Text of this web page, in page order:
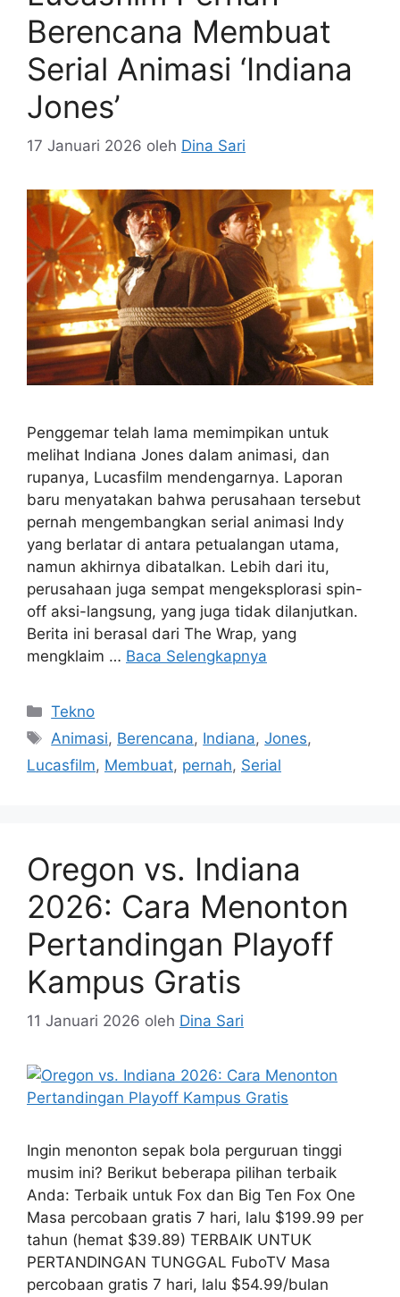
Berencana Membuat
Serial Animasi ‘Indiana
Jones’
17 Januari 2026 oleh Dina Sari
Penggemar telah lama memimpikan untuk
melihat Indiana Jones dalam animasi, dan
rupanya, Lucasfilm mendengarnya. Laporan
baru menyatakan bahwa perusahaan tersebut
pernah mengembangkan serial animasi Indy
yang berlatar di antara petualangan utama,
namun akhirnya dibatalkan. Lebih dari itu,
perusahaan juga sempat mengeksplorasi spin-
off aksi-langsung, yang juga tidak dilanjutkan.
Berita ini berasal dari The Wrap, yang
mengklaim … Baca Selengkapnya
Kategori
Tekno
Tag
Animasi, Berencana, Indiana,Jones,
Lucasfilm, Membuat, pernah, Serial
Oregon vs. Indiana
2026: Cara Menonton
Pertandingan Playoff
Kampus Gratis
11 Januari 2026 oleh Dina Sari
Ingin menonton sepak bola perguruan tinggi
musim ini? Berikut beberapa pilihan terbaik
Anda: Terbaik untuk Fox dan Big Ten Fox One
Masa percobaan gratis 7 hari, lalu $199.99 per
tahun (hemat $39.89) TERBAIK UNTUK
PERTANDINGAN TUNGGAL FuboTV Masa
percobaan gratis 7 hari, lalu $54.99/bulan